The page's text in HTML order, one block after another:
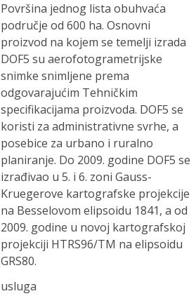
Površina jednog lista obuhvaća
područje od 600 ha. Osnovni
proizvod na kojem se temelji izrada
DOF5 su aerofotogrametrijske
snimke snimljene prema
odgovarajućim Tehničkim
specifikacijama proizvoda. DOF5 se
koristi za administrativne svrhe, a
posebice za urbano i ruralno
planiranje. Do 2009. godine DOF5 se
izrađivao u 5. i 6. zoni Gauss-
Kruegerove kartografske projekcije
na Besselovom elipsoidu 1841, a od
2009. godine u novoj kartografskoj
projekciji HTRS96/TM na elipsoidu
GRS80.
usluga